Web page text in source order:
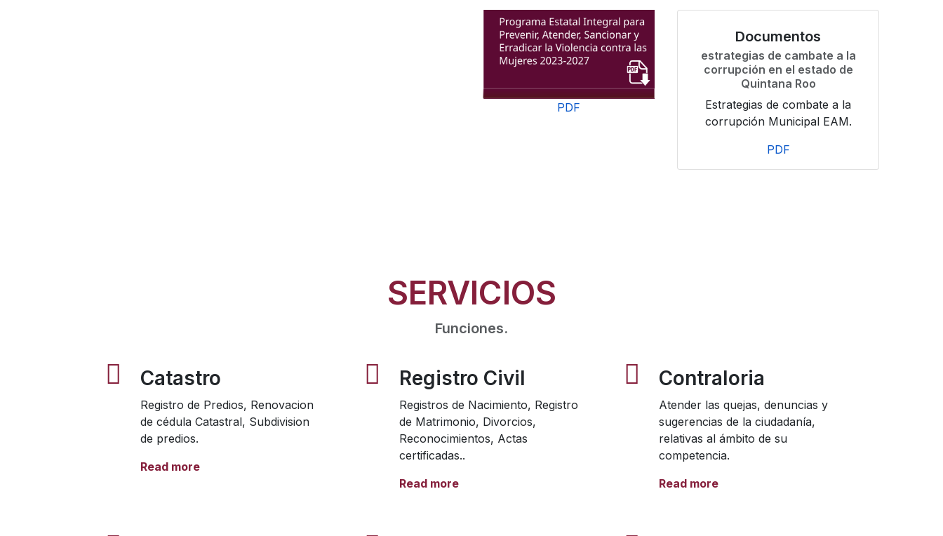
PDF
Documentos
estrategias de cambate a la
corrupción en el estado de
Quintana Roo
Estrategias de combate a la
corrupción Municipal EAM.
PDF
SERVICIOS
Funciones.
Catastro
Registro de Predios, Renovacion
de cédula Catastral, Subdivision
de predios.
Read more
Registro Civil
Registros de Nacimiento, Registro
de Matrimonio, Divorcios,
Reconocimientos, Actas
certificadas..
Read more
Contraloria
Atender las quejas, denuncias y
sugerencias de la ciudadanía,
relativas al ámbito de su
competencia.
Read more